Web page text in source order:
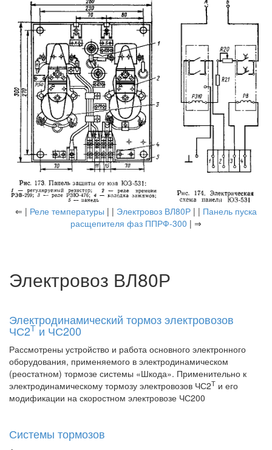
⇐ | Реле температуры | | Электровоз ВЛ80Р | | Панель пуска
расщепителя фаз ППРФ-300 | ⇒
Электровоз ВЛ80Р
Электродинамический тормоз электровозов
ЧС2Т и ЧС200
Рассмотрены устройство и работа основного электронного
оборудования, применяемого в электродинамическом
(реостатном) тормозе системы «Шкода». Применительно к
электродинамическому тормозу электровозов ЧС2Т и его
модификации на скоростном электровозе ЧС200
Системы тормозов